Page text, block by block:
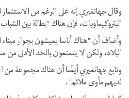
وقال جهانغيري إنه على الرغم من الاستثمار
البتروكيماويات، فإن هناك "بطالة بين
وأضاف أن "هناك أناسا يعيشون بجوار ميناء
البلاد، ولكن لا يتمتعون بالحد الأدنى من
وتابع جهانغيري أيضًا أن هناك مجموعة من
لديهم مأوى ملائم".